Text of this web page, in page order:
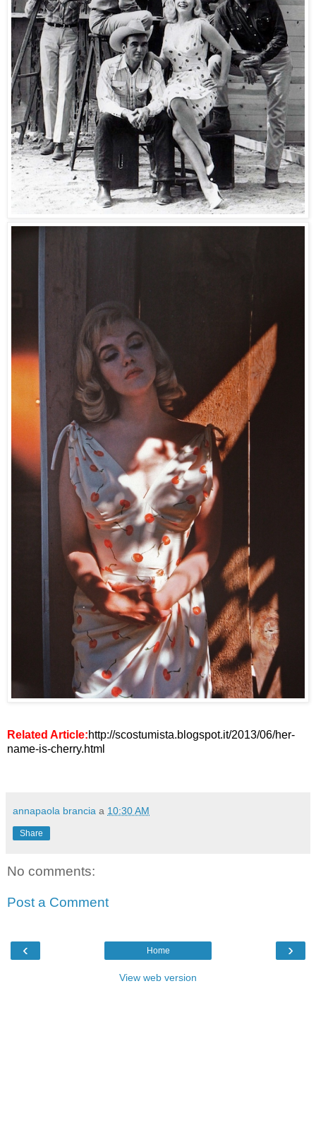
Related Article:http://scostumista.blogspot.it/2013/06/her-
name-is-cherry.html
annapaola brancia a 10:30 AM
Share
No comments:
Post a Comment
‹ ›
Home
View web version